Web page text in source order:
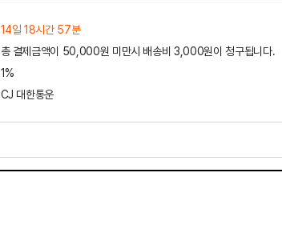
14일 18시간 57분
총 결제금액이 50,000원 미만시 배송비 3,000원이 청구됩니다.
1%
CJ 대한통운